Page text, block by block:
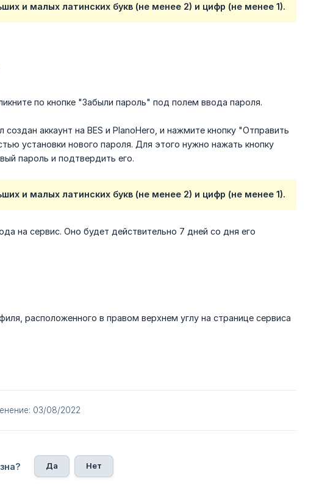
и малых латинских букв (не менее 2) и цифр (не менее 1).
по кнопке "Забыли пароль" под полем ввода пароля.
аккаунт на BES и PlanoHero, и нажмите кнопку "Отправить
установки нового пароля. Для этого нужно нажать кнопку
пароль и подтвердить его.
и малых латинских букв (не менее 2) и цифр (не менее 1).
на сервис. Оно будет действительно 7 дней со дня его
расположенного в правом верхнем углу на странице сервиса
03/08/2022
Да Нет